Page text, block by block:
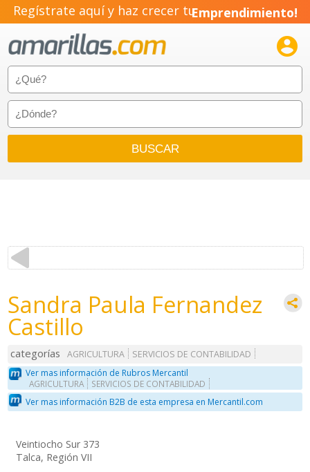
Regístrate aquí y haz crecer tuEmprendimiento!

Sandra Paula Fernandez
Castillo
categorías AGRICULTURA
SERVICIOS DE CONTABILIDAD
Ver mas información de Rubros Mercantil
AGRICULTURA SERVICIOS DE CONTABILIDAD
Ver mas información B2B de esta empresa en Mercantil.com
Veintiocho Sur 373
Talca, Región VII